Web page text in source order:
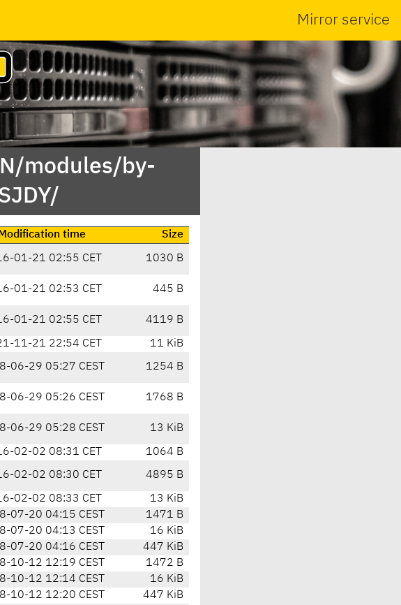
Mirror service
modules/by-
time
Size
01-21 02:55 CET 1030 B
01-21 02:53 CET 445 B
01-21 02:55 CET 4119 B
11-21 22:54 CET
11 KiB
06-29 05:27 CEST 1254 B
06-29 05:26 CEST 1768 B
06-29 05:28 CEST 13 KiB
02-02 08:31 CET
1064 B
02-02 08:30 CET 4895 B
02-02 08:33 CET
13 KiB
07-20 04:15 CEST
1471 B
07-20 04:13 CEST
16 KiB
07-20 04:16 CEST
447 KiB
10-12 12:19 CEST
1472 B
10-12 12:14 CEST
16 KiB
10-12 12:20 CEST
447 KiB